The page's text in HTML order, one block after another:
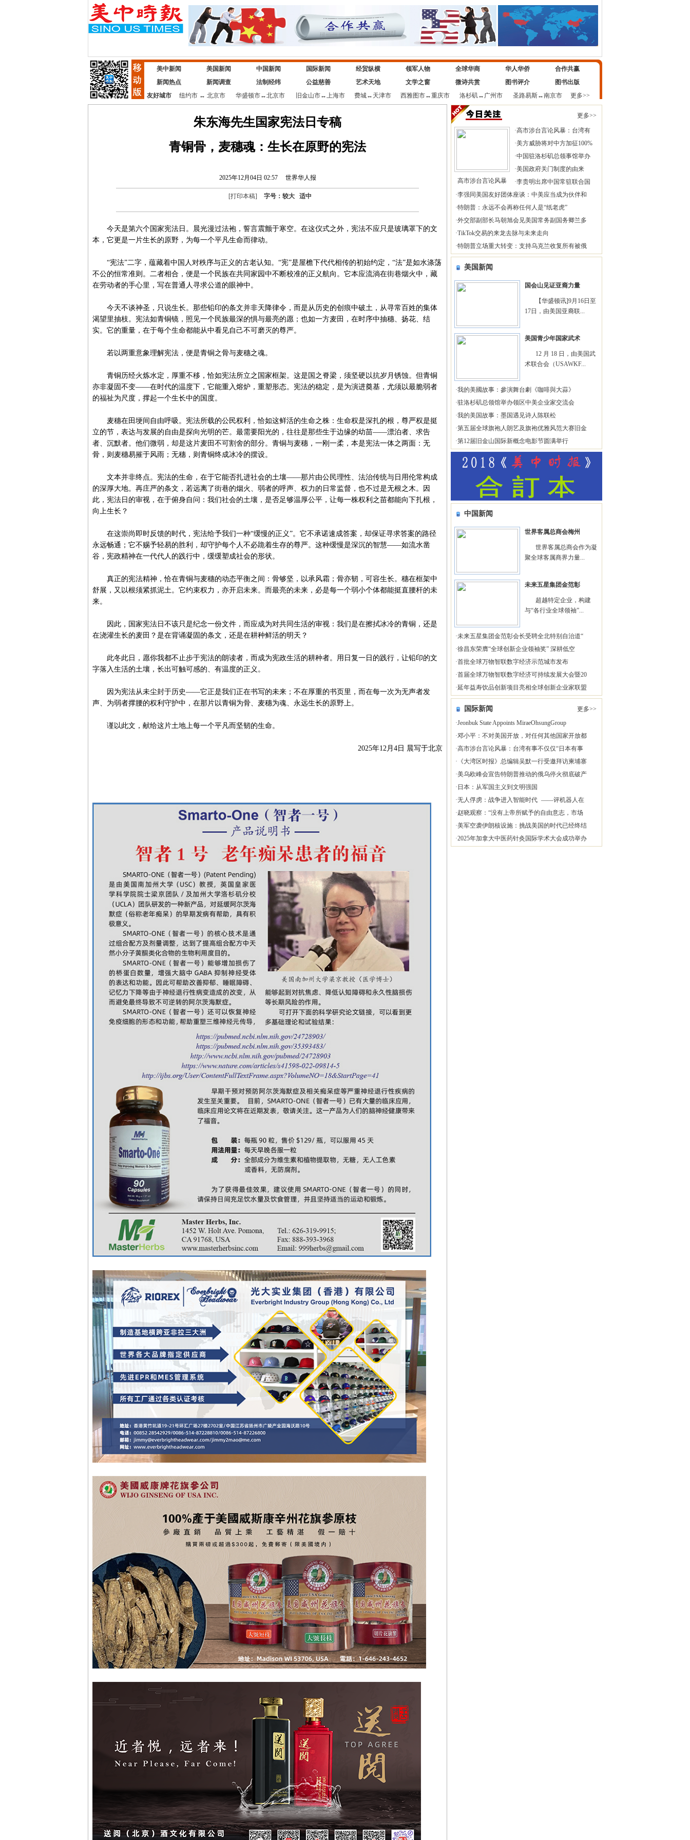
美中新闻 美国新闻 中国新闻 国际新闻 经贸纵横 领军人物 全球华商 华人华侨
合作共赢
新闻热点
新闻调查 法制经纬 公益慈善 艺术天地 文学之窗 微诗共赏 图书评介
图书出版
友好城市
纽约市↔ 北京市 华盛顿市↔北京市 旧金山市↔上海市 费城↔ 天津市 西雅图市↔重庆市 洛杉矶↔ 广州市 圣路易斯↔南京市 更多>>
朱东海先生国家宪法日专稿
青铜骨，麦穗魂：生长在原野的宪法
2025年12月04日 02:57 世界华人报
[打印本稿] 字号： 较大 适中
今天是第六个国家宪法日。晨光漫过法袍，誓言震颤于寒空。在这仪式之外，宪法不应只是玻璃罩下的文
本，它更是一片生长的原野，为每一个平凡生命而律动。
“宪法”二字，蕴藏着中国人对秩序与正义的古老认知。“宪”是屋檐下代代相传的初始约定，“法”是如水涤荡
不公的恒常准则。二者相合，便是一个民族在共同家园中不断校准的正义航向。它本应流淌在街巷烟火中，藏
在劳动者的手心里，写在普通人寻求公道的眼神中。
今天不谈神圣，只说生长。那些铅印的条文并非天降律令，而是从历史的创痕中破土，从寻常百姓的集体
渴望里抽枝。宪法如青铜镜，照见一个民族最深的惧与最亮的愿；也如一方麦田，在时序中抽穗、扬花、结
实。它的重量，在于每个生命都能从中看见自己不可磨灭的尊严。
若以两重意象理解宪法，便是青铜之骨与麦穗之魂。
青铜历经火炼水定，厚重不移，恰如宪法所立之国家框架。这是国之脊梁，须坚硬以抗岁月锈蚀。但青铜
亦非凝固不变——在时代的温度下，它能重入熔炉，重塑形态。宪法的稳定，是为演进奠基，尤须以最脆弱者
的福祉为尺度，撑起一个生长中的国度。
麦穗在田埂间自由呼吸。宪法所载的公民权利，恰如这鲜活的生命之株：生命权是深扎的根，尊严权是挺
立的节，表达与发展的自由是探向光明的芒。最需要阳光的，往往是那些生于边缘的幼苗——漂泊者、求告
者、沉默者。他们微弱，却是这片麦田不可割舍的部分。青铜与麦穗，一刚一柔，本是宪法一体之两面：无
骨，则麦穗易摧于风雨；无穗，则青铜终成冰冷的摆设。
文本并非终点。宪法的生命，在于它能否扎进社会的土壤——那片由公民理性、法治传统与日用伦常构成
的深厚大地。再庄严的条文，若远离了街巷的烟火、弱者的呼声、权力的日常监督，也不过是无根之木。因
此，宪法日的审视，在于俯身自问：我们社会的土壤，是否足够温厚公平，让每一株权利之苗都能向下扎根，
向上生长？
在这崇尚即时反馈的时代，宪法给予我们一种“缓慢的正义”。它不承诺速成答案，却保证寻求答案的路径
永远畅通；它不赐予轻易的胜利，却守护每个人不必跪着生存的尊严。这种缓慢是深沉的智慧——如流水凿
谷，宪政精神在一代代人的践行中，缓缓塑成社会的形状。
真正的宪法精神，恰在青铜与麦穗的动态平衡之间：骨够坚，以承风霜；骨亦韧，可容生长。穗在框架中
舒展，又以根须紧抓泥土。它约束权力，亦开启未来。而最亮的未来，必是每一个弱小个体都能挺直腰杆的未
来。
因此，国家宪法日不该只是纪念一份文件，而应成为对共同生活的审视：我们是在擦拭冰冷的青铜，还是
在浇灌生长的麦田？是在背诵凝固的条文，还是在耕种鲜活的明天？
此冬此日，愿你我都不止步于宪法的朗读者，而成为宪政生活的耕种者。用日复一日的践行，让铅印的文
字落入生活的土壤，长出可触可感的、有温度的正义。
因为宪法从未尘封于历史——它正是我们正在书写的未来；不在厚重的书页里，而在每一次为无声者发
声、为弱者撑腰的权利守护中，在那片以青铜为骨、麦穗为魂、永远生长的原野上。
谨以此文，献给这片土地上每一个平凡而坚韧的生命。
2025年12月4日 晨写于北京
更多>>
高市涉台言论风暴
·高市涉台言论风暴：台湾有
·美方威胁将对中方加征100%
·中国驻洛杉矶总领事馆举办
·美国政府关门制度的由来
·李贵明出席中国常驻联合国
·李强同美国友好团体座谈：中美应当成为伙伴和
·特朗普：永远不会再称任何人是“纸老虎”
·外交部副部长马朝旭会见美国常务副国务卿兰多
·TikTok交易的来龙去脉与未来走向
·特朗普立场重大转变：支持乌克兰收复所有被俄
美国新闻
国会山见证亚裔力量
【华盛顿讯]9月16日至
17日，由美国亚裔联...
美国青少年国家武术
12 月 18 日，由美国武
术联合会（USAWKF...
·我的美國故事：參演舞台劇《咖啡與大蒜》
·驻洛杉矶总领馆举办领区中美企业家交流会
·我的美国故事：墨国遇见诗人陈联松
·第五届全球旗袍人朗艺及旗袍优雅风范大赛旧金
·第12届旧金山国际新概念电影节圆满举行
中国新闻
世界客属总商会梅州
世界客属总商会作为凝
聚全球客属商界力量...
未来五星集团金范彰
超越特定企业，构建
与“各行业全球领袖”...
·未来五星集团金范彰会长受聘全北特别自治道“
·徐昌东荣膺“全球创新企业领袖奖” 深耕低空
·首批全球万物智联数字经济示范城市发布
·首届全球万物智联数字经济可持续发展大会暨20
·延年益寿饮品创新项目亮相全球创新企业家联盟
国际新闻
更多>>
·Jeonbuk State Appoints MiraeOhsungGroup
·邓小平：不对美国开放，对任何其他国家开放都
·高市涉台言论风暴：台湾有事不仅仅“日本有事
· 《大湾区时报》总编辑吴默一行受邀拜访柬埔寨
·美乌欧峰会宣告特朗普推动的俄乌停火彻底破产
· 日本：从军国主义到文明强国
·无人俘虏：战争进入智能时代 ——评机器人在
·赵晓观察：“没有上帝所赋予的自由意志，市场
·美军空袭伊朗核设施：挑战美国的时代已经终结
·2025年加拿大中医药针灸国际学术大会成功举办